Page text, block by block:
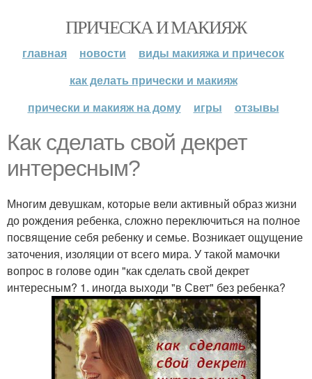
ПРИЧЕСКА И МАКИЯЖ
главная новости
виды макияжа и причесок
как делать прически и макияж
прически и макияж на дому
игры отзывы
Как сделать свой декрет
интересным?
Многим девушкам, которые вели активный образ жизни
до рождения ребенка, сложно переключиться на полное
посвящение себя ребенку и семье. Возникает ощущение
заточения, изоляции от всего мира. У такой мамочки
вопрос в голове один "как сделать свой декрет
интересным? 1. иногда выходи "в Свет" без ребенка?